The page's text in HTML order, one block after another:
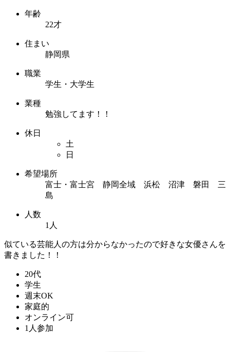
年齢
22才
住まい
静岡県
職業
学生・大学生
業種
勉強してます！！
休日
土
日
希望場所
富士・富士宮 静岡全域 浜松 沼津 磐田 三
島
人数
1人
似ている芸能人の方は分からなかったので好きな女優さんを
書きました！！
20代
学生
週末OK
家庭的
オンライン可
1人参加